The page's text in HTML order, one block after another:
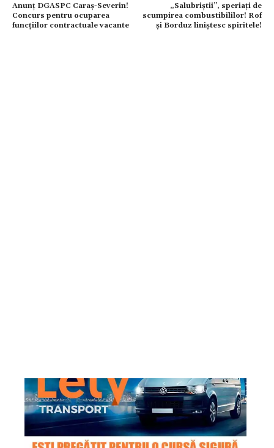
Anunț DGASPC Caraș-Severin!
Concurs pentru ocuparea
funcțiilor contractuale vacante
„Salubriștii”, speriați de
scumpirea combustibililor! Rof
și Borduz liniștesc spiritele!